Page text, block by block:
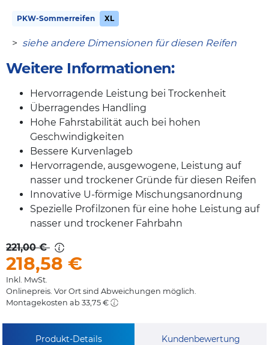
PKW-Sommerreifen XL
> siehe andere Dimensionen für diesen Reifen
Weitere Informationen:
Hervorragende Leistung bei Trockenheit
Überragendes Handling
Hohe Fahrstabilität auch bei hohen
Geschwindigkeiten
Bessere Kurvenlageb
Hervorragende, ausgewogene, Leistung auf
nasser und trockener Gründe für diesen Reifen
Innovative U-förmige Mischungsanordnung
Spezielle Profilzonen für eine hohe Leistung auf
nasser und trockener Fahrbahn
221,00 €
218,58 €
Inkl. MwSt.
Onlinepreis. Vor Ort sind Abweichungen möglich.
Montagekosten ab 33,75 €
Produkt-Details Kundenbewertung